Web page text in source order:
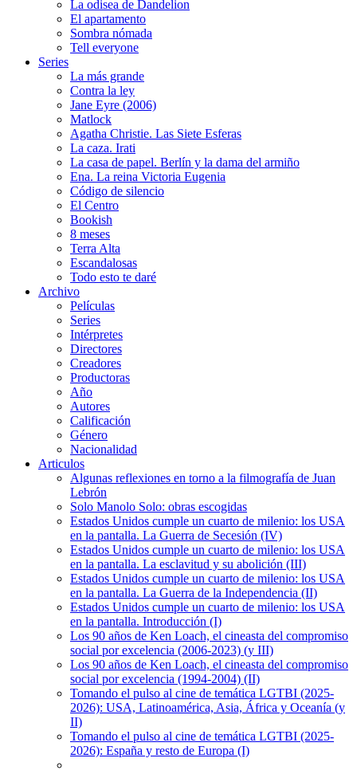
La odisea de Dandelion
El apartamento
Sombra nómada
Tell everyone
Series
La más grande
Contra la ley
Jane Eyre (2006)
Matlock
Agatha Christie. Las Siete Esferas
La caza. Irati
La casa de papel. Berlín y la dama del armiño
Ena. La reina Victoria Eugenia
Código de silencio
El Centro
Bookish
8 meses
Terra Alta
Escandalosas
Todo esto te daré
Archivo
Películas
Series
Intérpretes
Directores
Creadores
Productoras
Año
Autores
Calificación
Género
Nacionalidad
Articulos
Algunas reflexiones en torno a la filmografía de Juan
Lebrón
Solo Manolo Solo: obras escogidas
Estados Unidos cumple un cuarto de milenio: los USA
en la pantalla. La Guerra de Secesión (IV)
Estados Unidos cumple un cuarto de milenio: los USA
en la pantalla. La esclavitud y su abolición (III)
Estados Unidos cumple un cuarto de milenio: los USA
en la pantalla. La Guerra de la Independencia (II)
Estados Unidos cumple un cuarto de milenio: los USA
en la pantalla. Introducción (I)
Los 90 años de Ken Loach, el cineasta del compromiso
social por excelencia (2006-2023) (y III)
Los 90 años de Ken Loach, el cineasta del compromiso
social por excelencia (1994-2004) (II)
Tomando el pulso al cine de temática LGTBI (2025-
2026): USA, Latinoamérica, Asia, África y Oceanía (y
II)
Tomando el pulso al cine de temática LGTBI (2025-
2026): España y resto de Europa (I)